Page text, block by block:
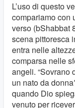
L’uso di questo
compariamo con
verso (bShabbat
scena pittoresca
entra nelle
comparsa nelle
angeli. “Sovrano
un nato da
quando Dio
venuto per